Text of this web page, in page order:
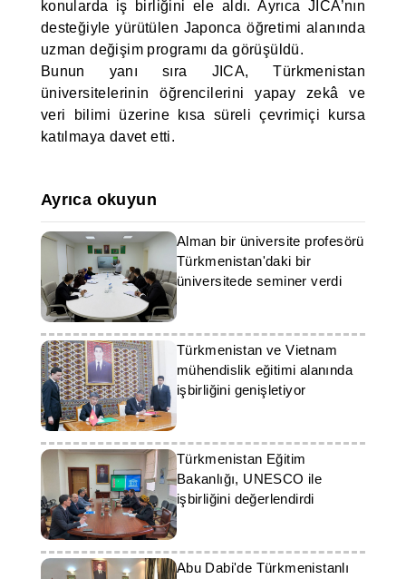
konularda iş birliğini ele aldı. Ayrıca JICA’nın
desteğiyle yürütülen Japonca öğretimi alanında
uzman değişim programı da görüşüldü.
Bunun yanı sıra JICA, Türkmenistan
üniversitelerinin öğrencilerini yapay zekâ ve
veri bilimi üzerine kısa süreli çevrimiçi kursa
katılmaya davet etti.
Ayrıca okuyun
Alman bir üniversite profesörü
Türkmenistan'daki bir
üniversitede seminer verdi
Türkmenistan ve Vietnam
mühendislik eğitimi alanında
işbirliğini genişletiyor
Türkmenistan Eğitim
Bakanlığı, UNESCO ile
işbirliğini değerlendirdi
Abu Dabi'de Türkmenistanlı